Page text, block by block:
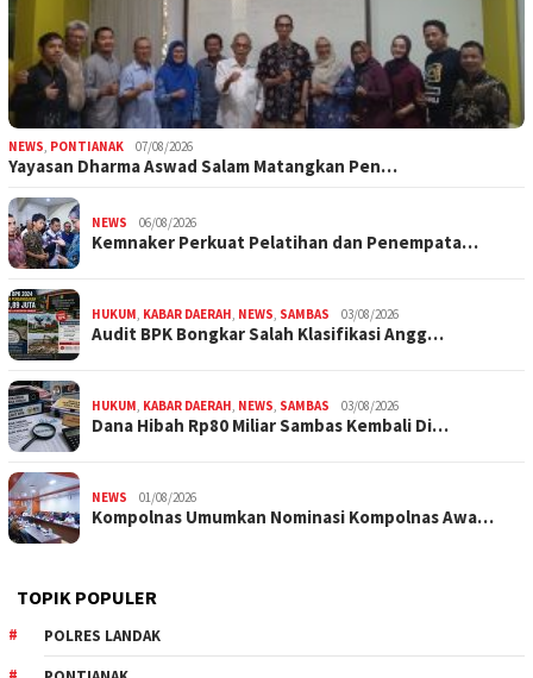
NEWS, PONTIANAK 07/08/2026
Yayasan Dharma Aswad Salam Matangkan Pen…
NEWS 06/08/2026
Kemnaker Perkuat Pelatihan dan Penempata…
HUKUM, KABAR DAERAH, NEWS, SAMBAS 03/08/2026
Audit BPK Bongkar Salah Klasifikasi Angg…
HUKUM, KABAR DAERAH, NEWS, SAMBAS 03/08/2026
Dana Hibah Rp80 Miliar Sambas Kembali Di…
NEWS 01/08/2026
Kompolnas Umumkan Nominasi Kompolnas Awa…
TOPIK POPULER
POLRES LANDAK